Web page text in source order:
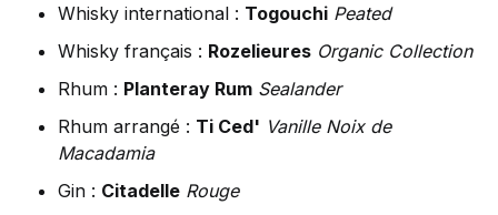
Whisky international : Togouchi Peated
Whisky français : Rozelieures Organic Collection
Rhum : Planteray Rum Sealander
Rhum arrangé : Ti Ced' Vanille Noix de
Macadamia
Gin : Citadelle Rouge